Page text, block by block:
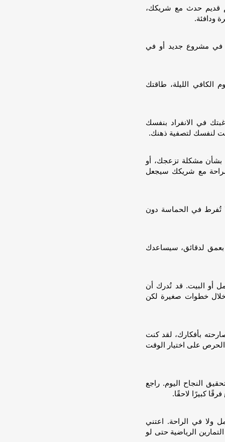
قديم حدث مع شريكك،
ودافئة.
في مشروع جديد أو في
الليلة، طاقتك
في الانفراد بنفسك
لنفسك لتصفية ذهنك.
بشأن مشكلة تزعجك، أو
مع شريكك سيجعل
تُفرط في الحماسة دون
بعمق لدقائق، سيساعدك
أو البيت. قد تُدرك أن
خلال خطوات صغيرة لكن
بأفكارك، لقد كنت
الحرص على اختيار الوقت
النجاح اليوم. راجع
كبيرًا لاحقًا.
ولا في الراحة. اعتني
الرياضية حتى لو